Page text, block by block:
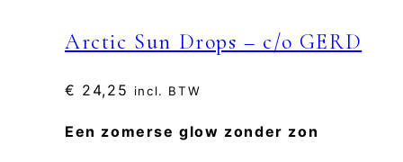
Arctic Sun Drops – c/o GERD
€ 24,25 incl. BTW
Een zomerse glow zonder zon